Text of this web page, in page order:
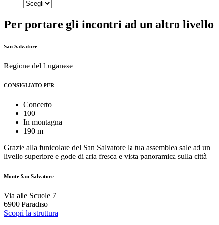
Per portare gli incontri ad un altro livello
San Salvatore
Regione del Luganese
CONSIGLIATO PER
Concerto
100
In montagna
190 m
Grazie alla funicolare del San Salvatore la tua assemblea sale ad un
livello superiore e gode di aria fresca e vista panoramica sulla città
Monte San Salvatore
Via alle Scuole 7
6900 Paradiso
Scopri la struttura